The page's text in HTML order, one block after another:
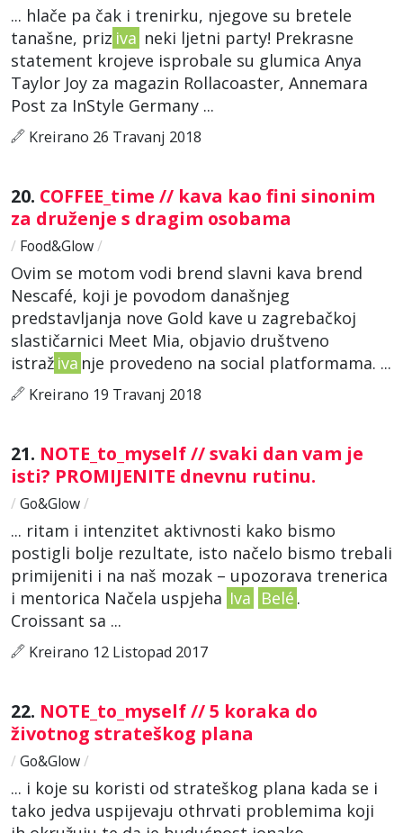
... hlače pa čak i trenirku, njegove su bretele
tanašne, priz iva neki ljetni party! Prekrasne
statement krojeve isprobale su glumica Anya
Taylor Joy za magazin Rollacoaster, Annemara
Post za InStyle Germany ...
Kreirano 26 Travanj 2018
20. COFFEE_time // kava kao fini sinonim
za druženje s dragim osobama
/ Food&Glow/
Ovim se motom vodi brend slavni kava brend
Nescafé, koji je povodom današnjeg
predstavljanja nove Gold kave u zagrebačkoj
slastičarnici Meet Mia, objavio društveno
istraž iva nje provedeno na social platformama. ...
Kreirano 19 Travanj 2018
21. NOTE_to_myself // svaki dan vam je
isti? PROMIJENITE dnevnu rutinu.
/ Go&Glow/
... ritam i intenzitet aktivnosti kako bismo
postigli bolje rezultate, isto načelo bismo trebali
primijeniti i na naš mozak – upozorava trenerica
i mentorica Načela uspjeha Iva Belé .
Croissant sa ...
Kreirano 12 Listopad 2017
22. NOTE_to_myself // 5 koraka do
životnog strateškog plana
/ Go&Glow/
... i koje su koristi od strateškog plana kada se i
tako jedva uspijevaju othrvati problemima koji